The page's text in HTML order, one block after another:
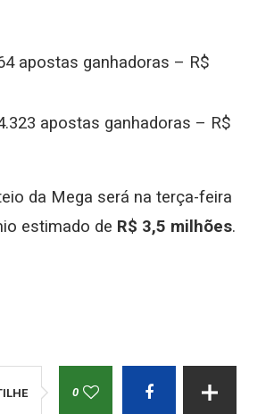
apostas ganhadoras – R$
apostas ganhadoras – R$
da Mega será na terça-feira
estimado de R$ 3,5 milhões.
0